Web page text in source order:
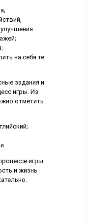
на себя те
задания и
игры. Из
отметить
игры
и жизнь